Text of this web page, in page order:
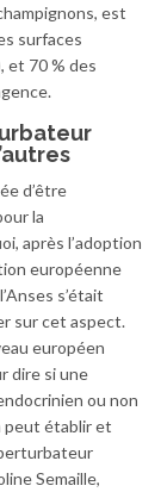
est
surfaces
et 70 % des
d’être
la
après l’adoption
européenne
s’était
sur cet aspect.
européen
dire si une
ou non
peut établir et
Semaille,